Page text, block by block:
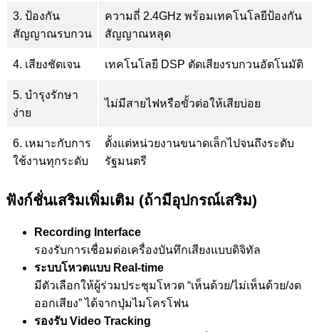
3. ป้องกัน
สัญญาณรบกวน
ความถี่ 2.4GHz พร้อมเทคโนโลยีป้องกัน
สัญญาณหลุด
4. เสียงชัดเจน เทคโนโลยี DSP ตัดเสียงรบกวนอัตโนมัติ
5. บำรุงรักษา
ง่าย
ไม่มีสายไฟหรือขั้วต่อให้เสียบ่อย
6. เหมาะกับการ
ใช้งานทุกระดับ
ตั้งแต่หน่วยงานขนาดเล็กไปจนถึงระดับ
รัฐมนตรี
ฟังก์ชั่นเสริมเพิ่มเติม (ถ้ามีอุปกรณ์เสริม)
Recording Interface
รองรับการเชื่อมต่อเครื่องบันทึกเสียงแบบดิจิทัล
ระบบโหวตแบบ Real-time
มีตัวเลือกให้ผู้ร่วมประชุมโหวต “เห็นด้วย/ไม่เห็นด้วย/งด
ออกเสียง” ได้จากปุ่มไมโครโฟน
รองรับ Video Tracking